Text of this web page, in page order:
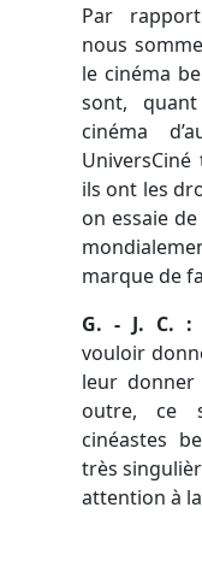
Par
nous
le cinéma
sont,
cinéma
ils ont les
on essaie
marque de
G. - J. C. :
vouloir
leur donner
outre, ce
cinéastes
très
attention à